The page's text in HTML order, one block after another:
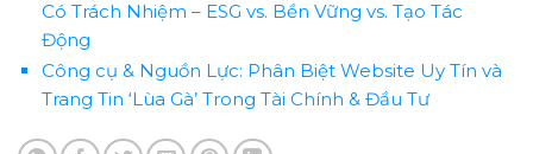
Có Trách Nhiệm – ESG vs. Bền Vững vs. Tạo Tác
Động
Công cụ & Nguồn Lực: Phân Biệt Website Uy Tín và
Trang Tin ‘Lùa Gà’ Trong Tài Chính & Đầu Tư